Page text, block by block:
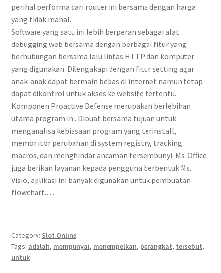
perihal performa dari router ini bersama dengan harga
yang tidak mahal.
Software yang satu ini lebih berperan sebagai alat
debugging web bersama dengan berbagai fitur yang
berhubungan bersama lalu lintas HTTP dan komputer
yang digunakan. Dilengakapi dengan fitur setting agar
anak-anak dapat bermain bebas di internet namun tetap
dapat dikontrol untuk akses ke website tertentu.
Komponen Proactive Defense merupakan berlebihan
utama program ini. Dibuat bersama tujuan untuk
menganalisa kebiasaan program yang terinstall,
memonitor perubahan di system registry, tracking
macros, dan menghindar ancaman tersembunyi. Ms. Office
juga berikan layanan kepada pengguna berbentuk Ms.
Visio, aplikasi ini banyak digunakan untuk pembuatan
flowchart.…
Category: Slot Online
Tags: adalah, mempunyai, menempelkan, perangkat, tersebut,
untuk